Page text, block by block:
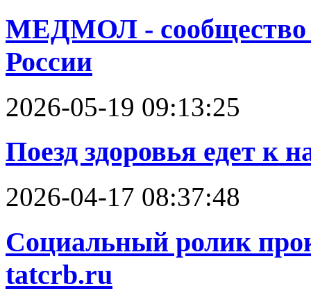
МЕДМОЛ - cообщество
России
2026-05-19 09:13:25
Поезд здоровья едет к
2026-04-17 08:37:48
Социальный ролик
tatcrb.ru